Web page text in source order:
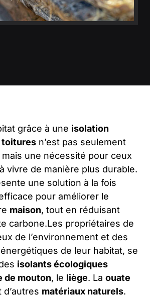
grâce à une isolation
toitures n’est pas seulement
une nécessité pour ceux
vivre de manière plus durable.
une solution à la fois
pour améliorer le
maison, tout en réduisant
carbone.Les propriétaires de
de l’environnement et des
de leur habitat, se
isolants écologiques
de mouton, le liège. La ouate
d’autres matériaux naturels.